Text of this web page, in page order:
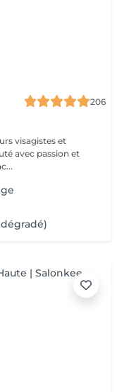
206
visagistes et
avec passion et